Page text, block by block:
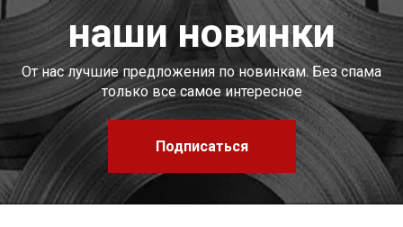
наши новинки
От нас лучшие предложения по новинкам. Без спама
только все самое интересное
Подписаться